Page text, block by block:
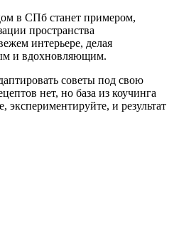
в СПб станет примером,
пространства
интерьере, делая
и вдохновляющим.
советы под свою
нет, но база из коучинга
экспериментируйте, и результат